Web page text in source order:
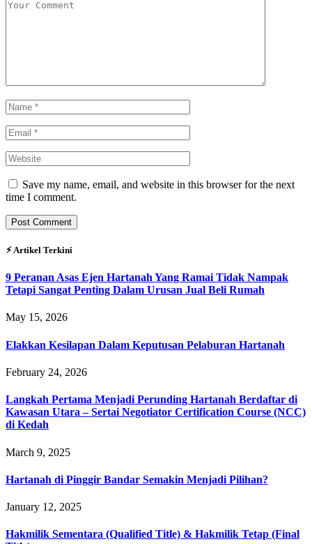
Save my name, email, and website in this browser for the next
time I comment.
⚡︎ Artikel Terkini
9 Peranan Asas Ejen Hartanah Yang Ramai Tidak Nampak
Tetapi Sangat Penting Dalam Urusan Jual Beli Rumah
May 15, 2026
Elakkan Kesilapan Dalam Keputusan Pelaburan Hartanah
February 24, 2026
Langkah Pertama Menjadi Perunding Hartanah Berdaftar di
Kawasan Utara – Sertai Negotiator Certification Course (NCC)
di Kedah
March 9, 2025
Hartanah di Pinggir Bandar Semakin Menjadi Pilihan?
January 12, 2025
Hakmilik Sementara (Qualified Title) & Hakmilik Tetap (Final